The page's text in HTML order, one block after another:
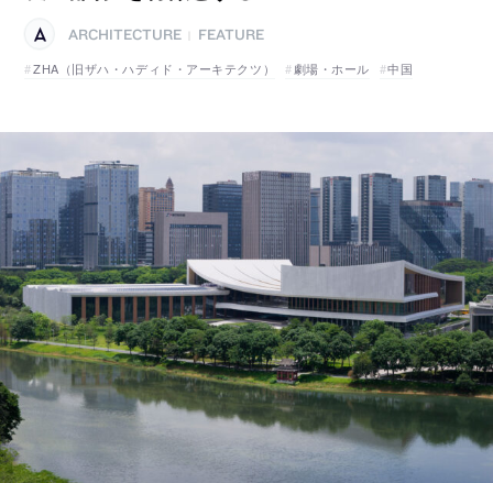
ARCHITECTURE
FEATURE
ZHA（旧ザハ・ハディド・アーキテクツ）
劇場・ホール 中国